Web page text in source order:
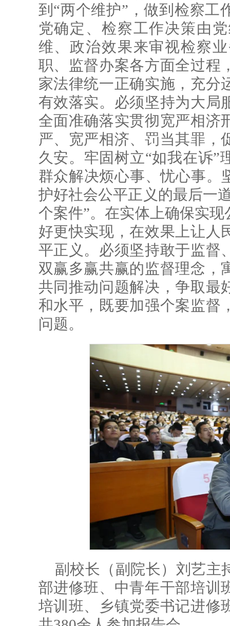
到“两个维护”，做到检察工
党确定、检察工作决策由
维、政治效果来审视检察
职、监督办案各方面全过程
家法律统一正确实施，充分
有效落实。必须坚持为大局
全面准确落实贯彻宽严相济
严、宽严相济、罚当其罪，
久安。牢固树立“如我在诉”
群众解决烦心事、忧心事。
护好社会公平正义的最后一
个案件”。在实体上确保实
好更快实现，在效果上让人
平正义。必须坚持敢于监督
双赢多赢共赢的监督理念，
共同推动问题解决，争取最
和水平，既要加强个案监督
问题。
副校长（副院长）刘艺主
部进修班、中青年干部培训
培训班、乡镇党委书记进修